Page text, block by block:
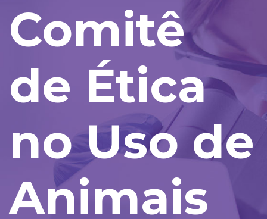
Comitê
de Ética
no Uso de
Animais